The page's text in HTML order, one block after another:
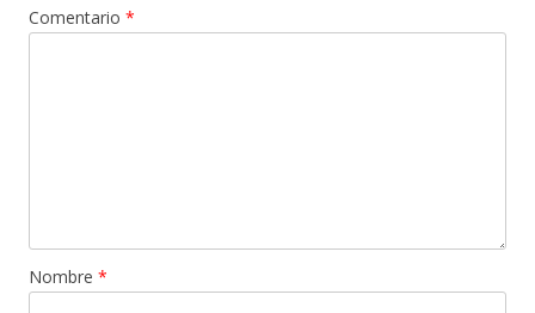
Comentario *
Nombre *